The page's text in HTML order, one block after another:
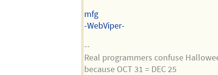
mfg
-WebViper-
--
Real programmers confuse
because OCT 31 = DEC 25